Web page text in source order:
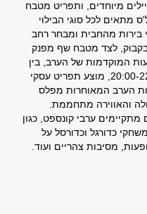
מיוחדים, ותפריט מטבח
מתאים לכל סוגי הבילוי
7 סוגי בירות מהחבית ומבחר רחב
לצד מטבח שף מפנק
המוקדמות של הערב, בין
השעות 20:00-22:00, מוצע תפריט עסקי
הערב המאוחרות מפלס
והאווירה מתחממת.
ערבי קונספט, כגון
כדורגל וכדורסל על
מסיבות צהריים ועוד.